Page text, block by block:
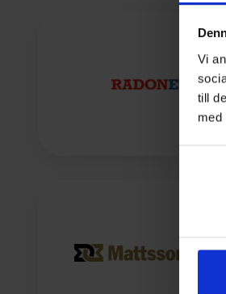
Vi
till
med